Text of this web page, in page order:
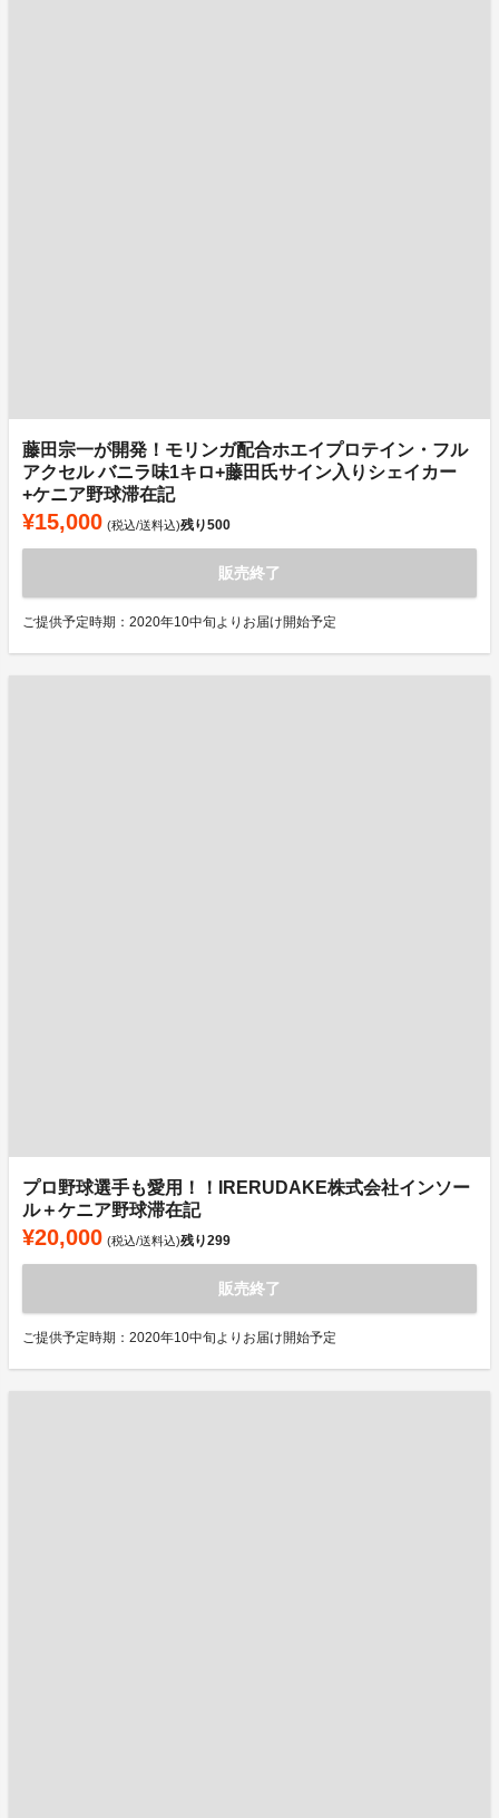
藤田宗一が開発！モリンガ配合ホエイプロテイン・フル
アクセル バニラ味1キロ+藤田氏サイン入りシェイカー
+ケニア野球滞在記
¥15,000 (税込/送料込)残り500
販売終了
ご提供予定時期：2020年10中旬よりお届け開始予定
プロ野球選手も愛用！！IRERUDAKE株式会社インソー
ル＋ケニア野球滞在記
¥20,000 (税込/送料込)残り299
販売終了
ご提供予定時期：2020年10中旬よりお届け開始予定